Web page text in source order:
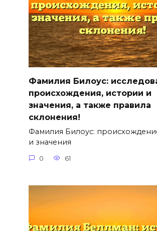
Фамилия Билоус:
происхождения, истории и
значения, а также правила
склонения!
Фамилия Билоус:
и значения
0 61